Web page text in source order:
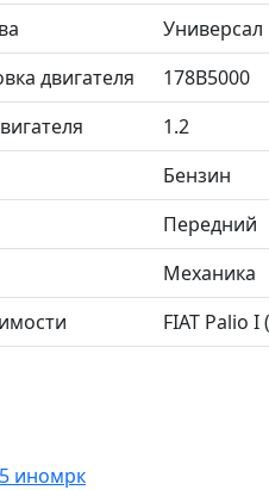
Универсал
двигателя
178B5000
1.2
Бензин
Передний
Механика
FIAT Palio
иномрк